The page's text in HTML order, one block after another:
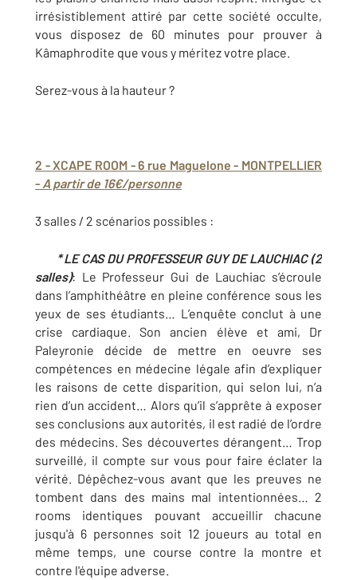
irrésistiblement attiré par cette société occulte,
vous disposez de 60 minutes pour prouver à
Kâmaphrodite que vous y méritez votre place.
Serez-vous à la hauteur ?
2 - XCAPE ROOM - 6 rue Maguelone - MONTPELLIER
- A partir de 16€/personne
3 salles / 2 scénarios possibles :
* LE CAS DU PROFESSEUR GUY DE LAUCHIAC (2
salles): Le Professeur Gui de Lauchiac s’écroule
dans l’amphithéâtre en pleine conférence sous les
yeux de ses étudiants… L’enquête conclut à une
crise cardiaque. Son ancien élève et ami, Dr
Paleyronie décide de mettre en oeuvre ses
compétences en médecine légale afin d’expliquer
les raisons de cette disparition, qui selon lui, n’a
rien d’un accident… Alors qu’il s’apprête à exposer
ses conclusions aux autorités, il est radié de l’ordre
des médecins. Ses découvertes dérangent… Trop
surveillé, il compte sur vous pour faire éclater la
vérité. Dépêchez-vous avant que les preuves ne
tombent dans des mains mal intentionnées… 2
rooms identiques pouvant accueillir chacune
jusqu'à 6 personnes soit 12 joueurs au total en
même temps, une course contre la montre et
contre l'équipe adverse.